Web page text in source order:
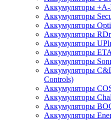
Аккумуляторы
Аккумуляторы
Аккумуляторы
Аккумуляторы
Аккумуляторы
Аккумуляторы
Аккумуляторы
Аккумуляторы
Controls)
Аккумуляторы
Аккумуляторы
Аккумуляторы
Аккумуляторы